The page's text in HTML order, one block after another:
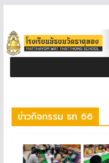
ข่าวกิจกรรม ธท 66